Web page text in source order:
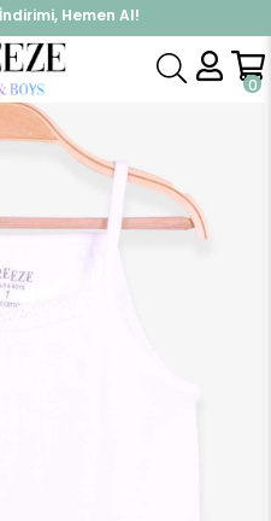
Hemen Al!
Kap, Hemen Üye Ol!
0
İç Giyim Kız Çocuk İnce Askılı Atlet Beyaz (7 Yaş)